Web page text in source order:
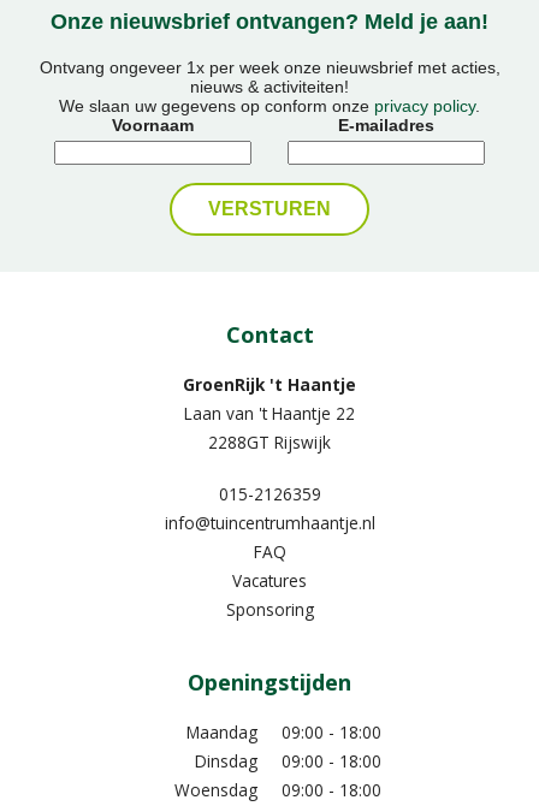
Onze nieuwsbrief ontvangen? Meld je aan!
Ontvang ongeveer 1x per week onze nieuwsbrief met acties,
nieuws & activiteiten!
We slaan uw gegevens op conform onze privacy policy.
Voornaam
E-mailadres
Contact
GroenRijk 't Haantje
Laan van 't Haantje 22
2288GT Rijswijk
015-2126359
info@tuincentrumhaantje.nl
FAQ
Vacatures
Sponsoring
Openingstijden
Maandag
09:00 - 18:00
Dinsdag
09:00 - 18:00
Woensdag
09:00 - 18:00